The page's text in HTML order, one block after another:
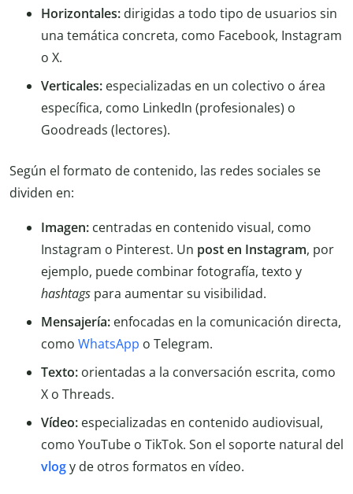
Horizontales: dirigidas a todo tipo de usuarios sin
una temática concreta, como Facebook, Instagram
o X.
Verticales: especializadas en un colectivo o área
específica, como LinkedIn (profesionales) o
Goodreads (lectores).
Según el formato de contenido, las redes sociales se
dividen en:
Imagen: centradas en contenido visual, como
Instagram o Pinterest. Un post en Instagram, por
ejemplo, puede combinar fotografía, texto y
hashtags para aumentar su visibilidad.
Mensajería: enfocadas en la comunicación directa,
como WhatsApp o Telegram.
Texto: orientadas a la conversación escrita, como
X o Threads.
Vídeo: especializadas en contenido audiovisual,
como YouTube o TikTok. Son el soporte natural del
vlogy de otros formatos en vídeo.